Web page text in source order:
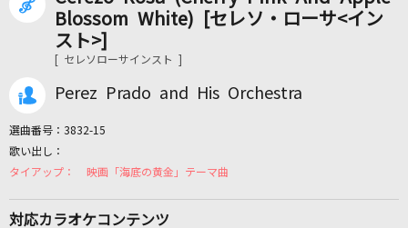
カラオケ店舗検索
Blossom White) [セレソ・ローサ<イン
スト>]
[ セレソローサインスト ]
Perez Prado and His Orchestra
選曲番号： 3832-15
映画「海底の黄金」テーマ曲
対応カラオケコンテンツ